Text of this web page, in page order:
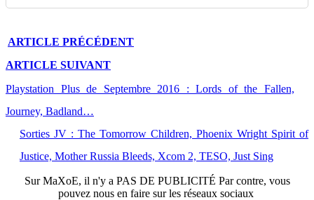
ARTICLE PRÉCÉDENT
ARTICLE SUIVANT
Playstation Plus de Septembre 2016 : Lords of the Fallen,
Journey, Badland…
Sorties JV : The Tomorrow Children, Phoenix Wright Spirit of
Justice, Mother Russia Bleeds, Xcom 2, TESO, Just Sing
SurMaXoE, il n'y a PAS DE PUBLICITÉ Par contre, vous
pouvez nous en faire sur les réseaux sociaux